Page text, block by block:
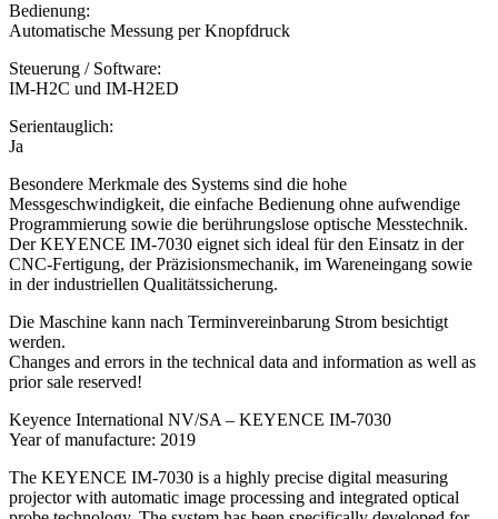
Bedienung:
Automatische Messung per Knopfdruck
Steuerung / Software:
IM-H2C und IM-H2ED
Serientauglich:
Ja
Besondere Merkmale des Systems sind die hohe
Messgeschwindigkeit, die einfache Bedienung ohne aufwendige
Programmierung sowie die berührungslose optische Messtechnik.
Der KEYENCE IM-7030 eignet sich ideal für den Einsatz in der
CNC-Fertigung, der Präzisionsmechanik, im Wareneingang sowie
in der industriellen Qualitätssicherung.
Die Maschine kann nach Terminvereinbarung Strom besichtigt
werden.
Changes and errors in the technical data and information as well as
prior sale reserved!
Keyence International NV/SA – KEYENCE IM-7030
Year of manufacture: 2019
The KEYENCE IM-7030 is a highly precise digital measuring
projector with automatic image processing and integrated optical